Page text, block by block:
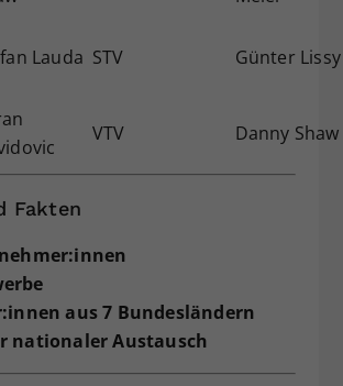
Lauda STV Günter Lissy
VTV Danny Shaw
Fakten
aus 7 Bundesländern
nationaler Austausch